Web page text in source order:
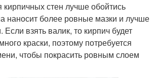
стен лучше обойтись
наносит более ровные мазки и лучше
взять валик, то кирпич будет
краски, поэтому потребуется
чтобы покрасить ровным слоем